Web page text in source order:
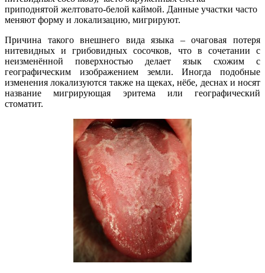
приподнятой желтовато-белой каймой. Данные участки часто
меняют форму и локализацию, мигрируют.
Причина такого внешнего вида языка – очаговая потеря
нитевидных и грибовидных сосочков, что в сочетании с
неизменённой поверхностью делает язык схожим с
географическим изображением земли. Иногда подобные
изменения локализуются также на щеках, нёбе, деснах и носят
название мигрирующая эритема или географический
стоматит.